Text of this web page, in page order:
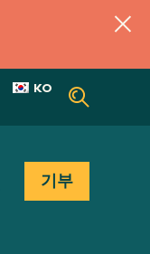
KO
기부